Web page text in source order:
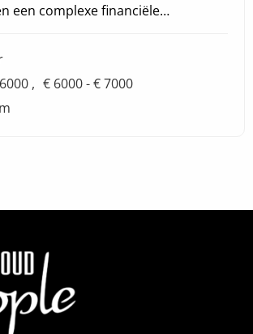
een complexe financiële
€ 6000 - € 7000